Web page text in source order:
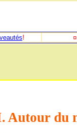
!
Autour du